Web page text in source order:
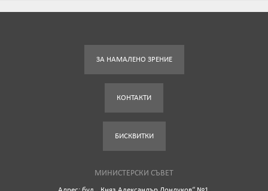
ЗА НАМАЛЕНО ЗРЕНИЕ
КОНТАКТИ
БИСКВИТКИ
МИНИСТЕРСКИ СЪВЕТ